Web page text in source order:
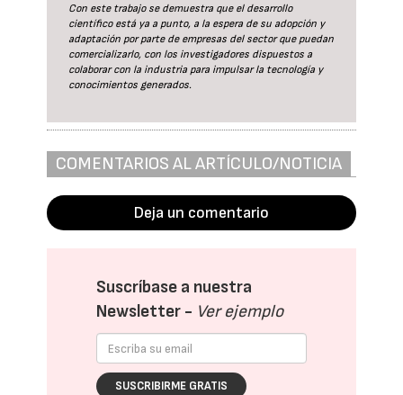
Con este trabajo se demuestra que el desarrollo
científico está ya a punto, a la espera de su adopción y
adaptación por parte de empresas del sector que puedan
comercializarlo, con los investigadores dispuestos a
colaborar con la industria para impulsar la tecnología y
conocimientos generados.
COMENTARIOS AL ARTÍCULO/NOTICIA
Deja un comentario
Suscríbase a nuestra
Newsletter - Ver ejemplo
SUSCRIBIRME GRATIS